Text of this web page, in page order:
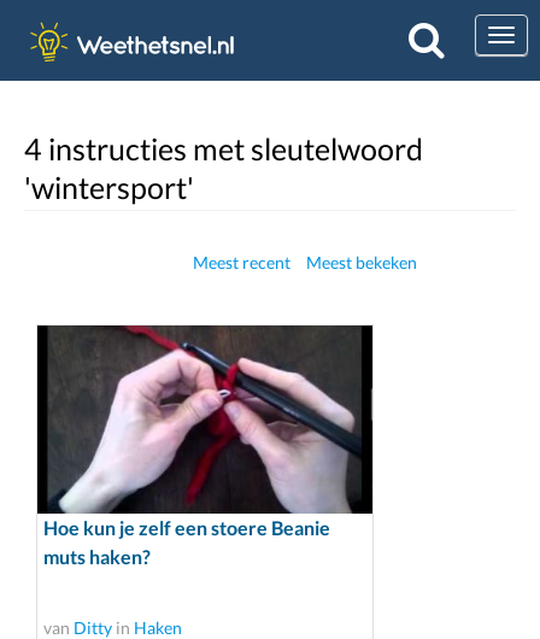
4 instructies met sleutelwoord
'wintersport'
Meest recent Meest bekeken
Hoe kun je zelf een stoere Beanie
muts haken?
van Ditty in Haken